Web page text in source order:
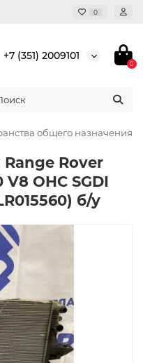
0
+7 (351) 2009101
0
общего назначения
Rover
V8 OHC SGDI
б/у